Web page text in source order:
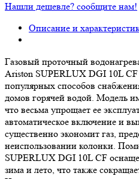
Нашли дешевле? сообщите нам!
Описание и
Газовый проточный
Ariston SUPERLUX DGI 10L CF
популярных способов
домов горячей водой. Модель
что весьма упрощает ее
автоматическое включение и
существенно экономит газ,
неиспользовании колонки.
SUPERLUX DGI 10L CF
зима и лето, что также